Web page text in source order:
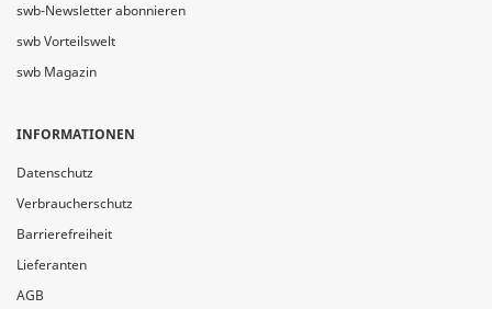
swb-Newsletter abonnieren
swb Vorteilswelt
swb Magazin
INFORMATIONEN
Datenschutz
Verbraucherschutz
Barrierefreiheit
Lieferanten
AGB